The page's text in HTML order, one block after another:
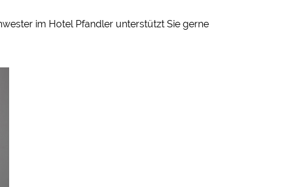
im Hotel Pfandler unterstützt Sie gerne